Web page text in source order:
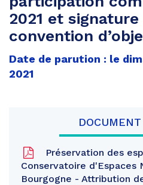
2021 et
convention
Date de parution : le
2021
Préservation des
Conservatoire d'Espaces
Bourgogne - Attribution